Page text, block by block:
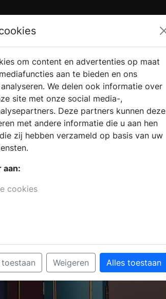
VERKOOPLOCATIE
VINDEN
WEBSHOP
om content en advertenties op maat
aan te bieden en ons
We delen ook informatie over
site met onze social media-,
Deze partners kunnen deze
met andere informatie die u aan hen
zij hebben verzameld op basis van uw
aan:
cookies
Weigeren Alles toestaan